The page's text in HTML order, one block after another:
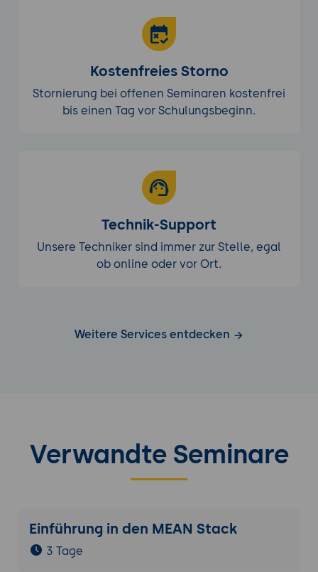
Kostenfreies Storno
Stornierung bei offenen Seminaren kostenfrei
bis einen Tag vor Schulungsbeginn.
Technik-Support
Unsere Techniker sind immer zur Stelle, egal
ob online oder vor Ort.
Weitere Services entdecken
Verwandte Seminare
Einführung in den MEAN Stack
3 Tage